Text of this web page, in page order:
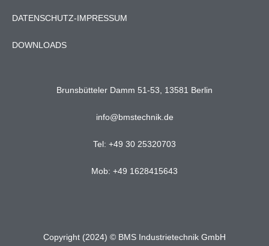
DATENSCHUTZ-IMPRESSUM
DOWNLOADS
Brunsbütteler Damm 51-53, 13581 Berlin
info@bmstechnik.de
Tel: +49 30 25320703
Mob: +49 1628415643
Copyright (2024) © BMS Industrietechnik GmbH